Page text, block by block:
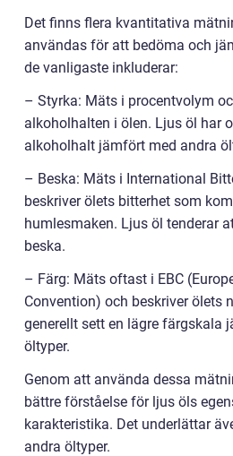
Det finns flera kvantitativa
användas för att bedöma och
de vanligaste inkluderar:
– Styrka: Mäts i procentvolym
alkoholhalten i ölen. Ljus öl har
alkoholhalt jämfört med andra
– Beska: Mäts i International
beskriver ölets bitterhet som
humlesmaken. Ljus öl tenderar
beska.
– Färg: Mäts oftast i EBC
Convention) och beskriver ölets
generellt sett en lägre färgskala
öltyper.
Genom att använda dessa
bättre förståelse för ljus öls
karakteristika. Det underlättar
andra öltyper.